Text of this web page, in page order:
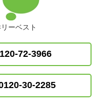
ーベスト
72-3966
30-2285